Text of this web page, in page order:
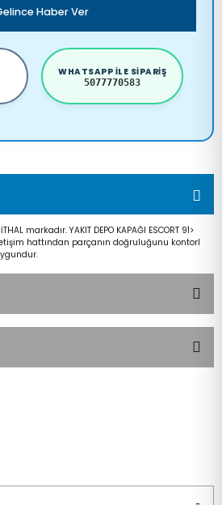
Haber Ver
WHATSAPP ILE SIPARIŞ
5077770583
markadır. YAKIT DEPO KAPAĞI ESCORT 91>
hattından parçanın doğruluğunu kontorl